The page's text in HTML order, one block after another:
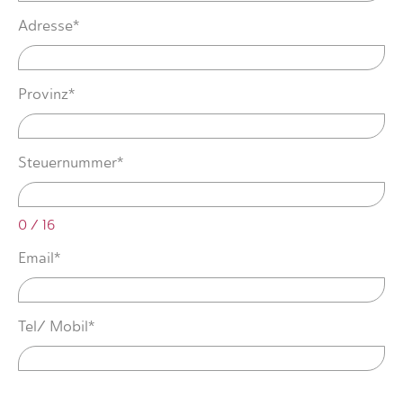
Adresse*
Provinz*
Steuernummer*
0 / 16
Email*
Tel/ Mobil*